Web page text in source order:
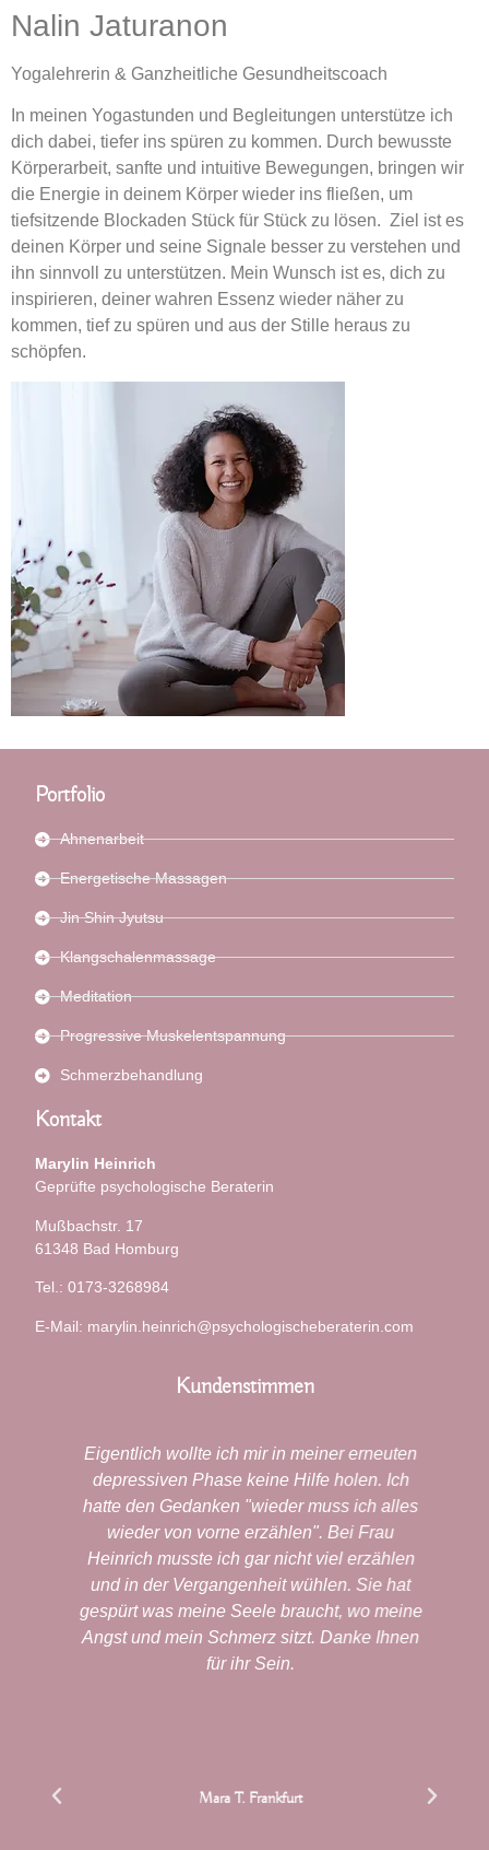
Nalin Jaturanon
Yogalehrerin & Ganzheitliche Gesundheitscoach
In meinen Yogastunden und Begleitungen unterstütze ich
dich dabei, tiefer ins spüren zu kommen. Durch bewusste
Körperarbeit, sanfte und intuitive Bewegungen, bringen wir
die Energie in deinem Körper wieder ins fließen, um
tiefsitzende Blockaden Stück für Stück zu lösen. Ziel ist es
deinen Körper und seine Signale besser zu verstehen und
ihn sinnvoll zu unterstützen. Mein Wunsch ist es, dich zu
inspirieren, deiner wahren Essenz wieder näher zu
kommen, tief zu spüren und aus der Stille heraus zu
schöpfen.
Portfolio
Ahnenarbeit
Energetische Massagen
Jin Shin Jyutsu
Klangschalenmassage
Meditation
Progressive Muskelentspannung
Schmerzbehandlung
Kontakt
Marylin Heinrich
Geprüfte psychologische Beraterin
Mußbachstr. 17
61348 Bad Homburg
Tel.: 0173-3268984
E-Mail: marylin.heinrich@psychologischeberaterin.com
Kundenstimmen
Eigentlich wollte ich mir in meiner erneuten
depressiven Phase keine Hilfe holen. Ich
hatte den Gedanken "wieder muss ich alles
wieder von vorne erzählen". Bei Frau
Heinrich musste ich gar nicht viel erzählen
und in der Vergangenheit wühlen. Sie hat
gespürt was meine Seele braucht, wo meine
Angst und mein Schmerz sitzt. Danke Ihnen
für ihr Sein.
Mara T. Frankfurt